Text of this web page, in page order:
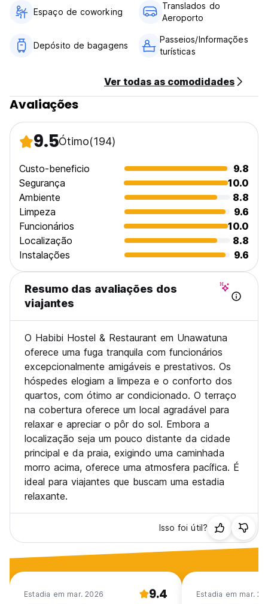
Espaço de coworking
Translados do
Aeroporto
Depósito de bagagens
Passeios/Informações
turísticas
Ver todas as comodidades
Avaliações
9.5Ótimo(194)
Custo-beneficio
9.8
Segurança
10.0
Ambiente
8.8
Limpeza
9.6
Funcionários
10.0
Localização
8.8
Instalações
9.6
Resumo das avaliações dos
viajantes
O Habibi Hostel & Restaurant em Unawatuna
oferece uma fuga tranquila com funcionários
excepcionalmente amigáveis e prestativos. Os
hóspedes elogiam a limpeza e o conforto dos
quartos, com ótimo ar condicionado. O terraço
na cobertura oferece um local agradável para
relaxar e apreciar o pôr do sol. Embora a
localização seja um pouco distante da cidade
principal e da praia, exigindo uma caminhada
morro acima, oferece uma atmosfera pacífica. É
ideal para viajantes que buscam uma estadia
relaxante.
Isso foi útil?
Estadia em mar. 2026 9.4 Estadia em mar.